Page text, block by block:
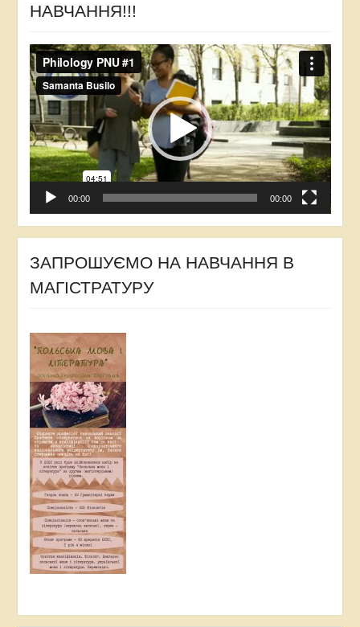
НАВЧАННЯ!!!
Відеопрогравач
00:00 00:00
ЗАПРОШУЄМО НА НАВЧАННЯ В
МАГІСТРАТУРУ